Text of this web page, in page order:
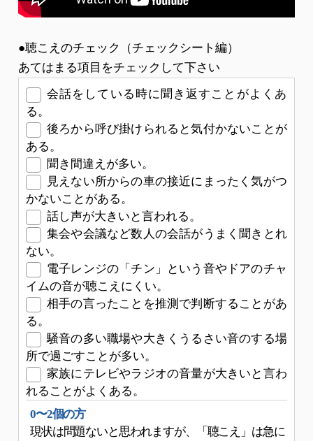
●聴こえのチェック（チェックシート編）
あてはまる項目をチェックして下さい
会話をしている時に聞き返すことがよくあ
る。
後ろから呼び掛けられると気付かないことが
ある。
聞き間違えが多い。
見えない所からの車の接近にまったく気がつ
かないことがある。
話し声が大きいと言われる。
集会や会議など数人の会話がうまく聞きとれ
ない。
電子レンジの「チン」という音やドアのチャ
イムの音が聴こえにくい。
相手の言ったことを推測で判断することがあ
る。
騒音の多い職場や大きくうるさい音のする場
所で過ごすことが多い。
家族にテレビやラジオの音量が大きいと言わ
れることがよくある。
0〜2個の方
現状は問題ないと思われますが、「聴こえ」は急に